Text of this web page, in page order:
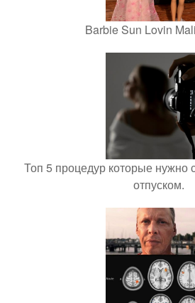
Barbie Sun Lovin
Топ 5 процедур которые нужно
отпуском.